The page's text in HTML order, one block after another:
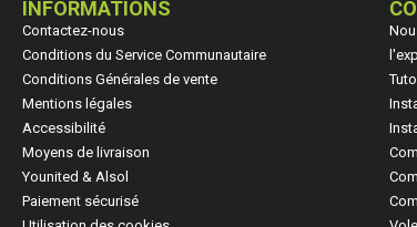
INFORMATIONS
Contactez-nous
Conditions du Service Communautaire
Conditions Générales de vente
Mentions légales
Accessibilité
Moyens de livraison
Younited & Alsol
Paiement sécurisé